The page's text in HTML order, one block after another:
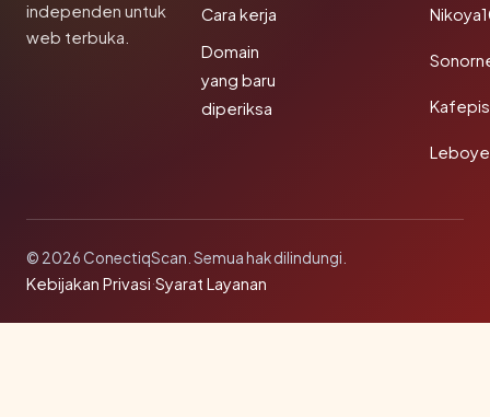
independen untuk
web terbuka.
Cara kerja
Domain
yang baru
diperiksa
© 2026 ConectiqScan. Semua hak dilindungi.
Kebijakan Privasi·Syarat Layanan